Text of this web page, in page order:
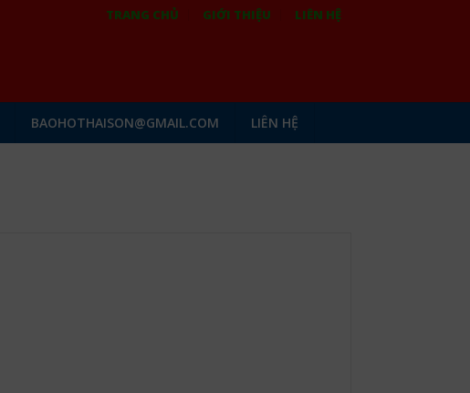
TRANG CHỦ GIỚI THIỆU LIÊN HỆ
BAOHOTHAISON@GMAIL.COM LIÊN HỆ